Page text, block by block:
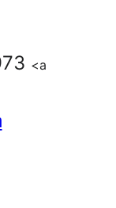
<a